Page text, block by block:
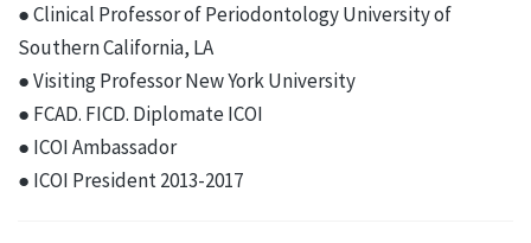
● Clinical Professor of Periodontology University of
Southern California, LA
● Visiting Professor New York University
● FCAD. FICD. Diplomate ICOI
● ICOI Ambassador
● ICOI President 2013-2017